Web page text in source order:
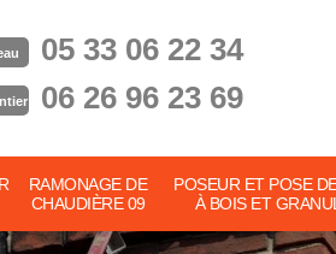
05 33 06 22 34
06 26 96 23 69
RAMONAGE DE
CHAUDIÈRE 09
POSEUR ET POSE
À BOIS ET